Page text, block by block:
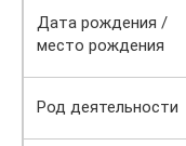
Дата рождения /
место рождения
Род деятельности